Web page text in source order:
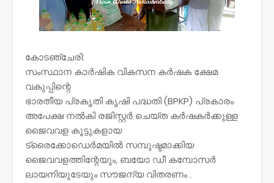
കോടഞ്ചേരി:
സംസ്ഥാന കാർഷിക വികസന കർഷക ക്ഷേമ
വകുപ്പിന്റെ
ഭാരതീയ പ്രകൃതി കൃഷി പദ്ധതി (BPKP) പ്രകാരം
അപേക്ഷ നൽകി രജിസ്റ്റർ ചെയ്ത കർഷകർക്കുള്ള
ജൈവവള കൂട്ടുകളായ
ട്രൈക്കോഡെർമയിൽ സമ്പുഷ്ടമാക്കിയ
ജൈവവളത്തിന്റേയും, ബയോ ഡീ കമ്പോസർ
ലായനിയുടേയും സൗജന്യ വിതരണം .